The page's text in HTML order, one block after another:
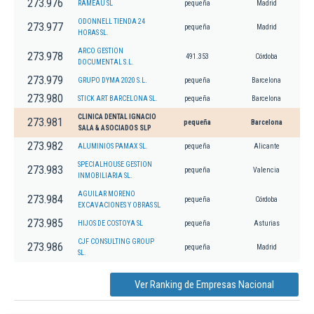
273.976 RAMEAU SL pequeña Madrid
273.977
ODONNELL TIENDA 24
HORAS SL.
pequeña Madrid
273.978
ARCO GESTION
DOCUMENTAL S.L.
491.353 Córdoba
273.979 GRUPO DYMA 2020 S.L. pequeña Barcelona
273.980 STICK ART BARCELONA SL. pequeña Barcelona
273.981
CLINICA DENTAL IGNACIO
SALA & ASOCIADOS SLP
pequeña Barcelona
273.982 ALUMINIOS PAMAX SL. pequeña Alicante
273.983
SPECIALHOUSE GESTION
INMOBILIARIA SL.
pequeña Valencia
273.984
AGUILAR MORENO
EXCAVACIONES Y OBRAS SL
pequeña Córdoba
273.985 HIJOS DE COSTOYA SL pequeña Asturias
273.986
CJF CONSULTING GROUP
SL.
pequeña Madrid
Ver Ranking de Empresas Nacional